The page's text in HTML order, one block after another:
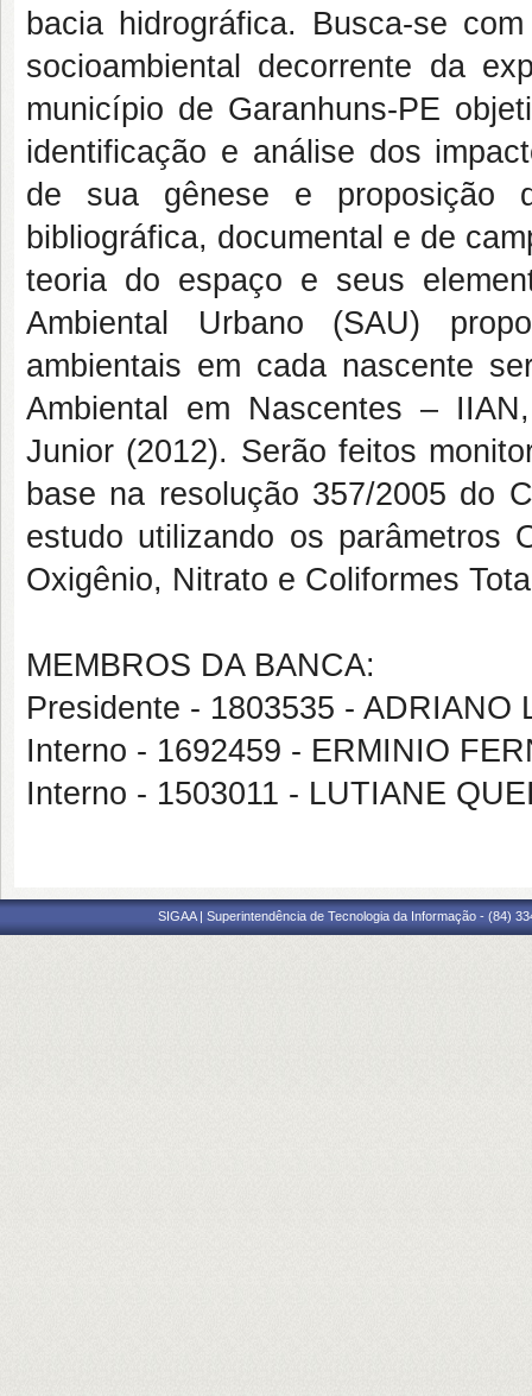
bacia hidrográfica. Busca-se
socioambiental decorrente da
município de Garanhuns-PE
identificação e análise dos
de sua gênese e proposição
bibliográfica, documental e de
teoria do espaço e seus
Ambiental Urbano (SAU)
ambientais em cada nascente
Ambiental em Nascentes –
Junior (2012). Serão feitos
base na resolução 357/2005 do
estudo utilizando os parâmetros
Oxigênio, Nitrato e Coliformes
MEMBROS DA BANCA:
Presidente - 1803535 - ADRIANO
Interno - 1692459 - ERMINIO
Interno - 1503011 - LUTIANE
SIGAA | Superintendência de Tecnologia da Informação - (84)